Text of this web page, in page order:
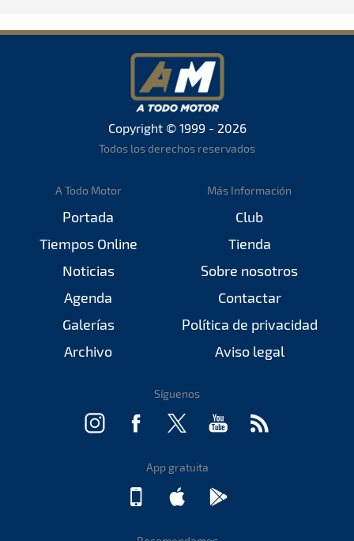
Copyright © 1999 - 2026
Todos los derechos reservados
A Todo Motor
Portada
Tiempos Online
Noticias
Agenda
Galerías
Archivo
Más Información
Club
Tienda
Sobre nosotros
Contactar
Política de privacidad
Aviso legal
Síguenos
App gratuita